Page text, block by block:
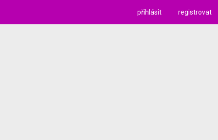
přihlásit registrovat